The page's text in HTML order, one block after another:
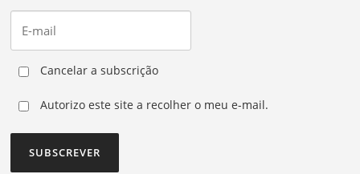
Cancelar a subscrição
Autorizo este site a recolher o meu e-mail.